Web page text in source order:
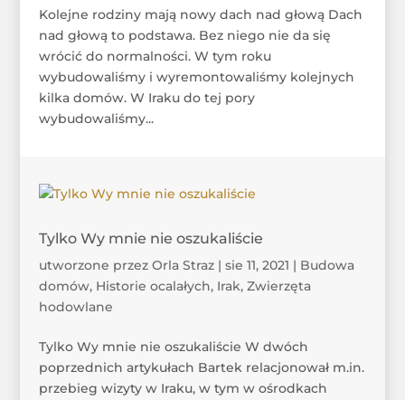
Kolejne rodziny mają nowy dach nad głową Dach
nad głową to podstawa. Bez niego nie da się
wrócić do normalności. W tym roku
wybudowaliśmy i wyremontowaliśmy kolejnych
kilka domów. W Iraku do tej pory
wybudowaliśmy...
Tylko Wy mnie nie oszukaliście
utworzone przez Orla Straz| sie 11, 2021 | Budowa
domów, Historie ocalałych, Irak, Zwierzęta
hodowlane
Tylko Wy mnie nie oszukaliście W dwóch
poprzednich artykułach Bartek relacjonował m.in.
przebieg wizyty w Iraku, w tym w ośrodkach